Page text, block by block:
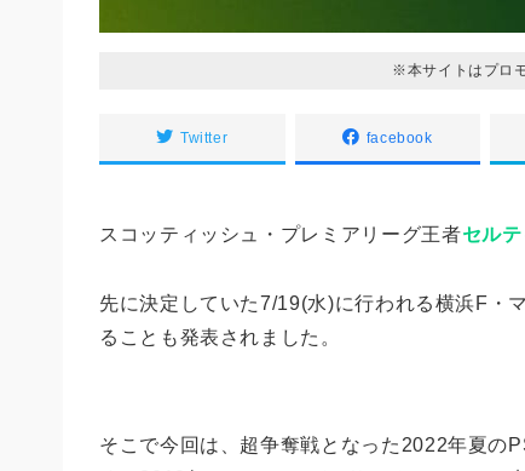
※本サイトはプロ
Twitter facebook
スコッティッシュ・プレミアリーグ王者セル
先に決定していた7/19(水)に行われる横浜F・
ることも発表されました。
そこで今回は、超争奪戦となった2022年夏の